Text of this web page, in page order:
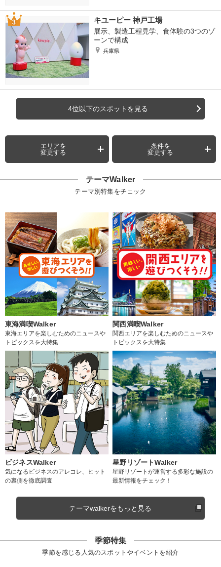
キユーピー 神戸工場
展示、製造工程見学、食体験の3つのゾ
ーンで構成
兵庫県
4位以下のスポットを見る
エリアを
変更する
条件を
変更する
テーマWalker
テーマ別特集をチェック
東海満喫Walker
東海エリアを楽しむためのニュースや
トピックスを大特集
関西満喫Walker
関西エリアを楽しむためのニュースや
トピックスを大特集
ビジネスWalker
気になるビジネスのアレコレ、ヒット
の裏側を徹底調査
星野リゾートWalker
星野リゾートが運営する多彩な施設の
最新情報をチェック！
テーマwalkerをもっと見る
季節特集
季節を感じる人気のスポットやイベントを紹介